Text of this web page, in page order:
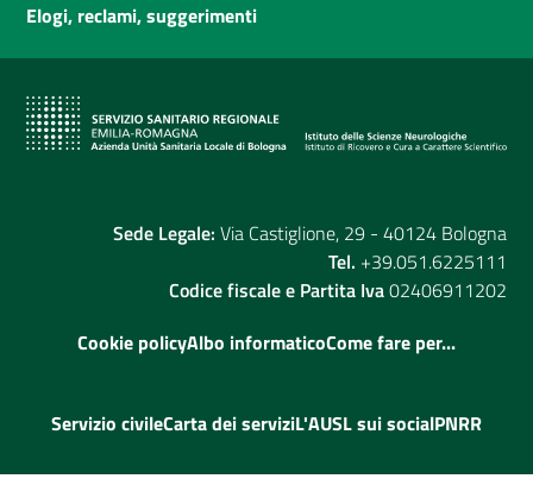
Elogi, reclami, suggerimenti
Sede Legale: Via Castiglione, 29 - 40124 Bologna
Tel. +39.051.6225111
Codice fiscale e Partita Iva02406911202
Cookie policyAlbo informaticoCome fare per...
Servizio civileCarta dei serviziL'AUSL sui socialPNRR